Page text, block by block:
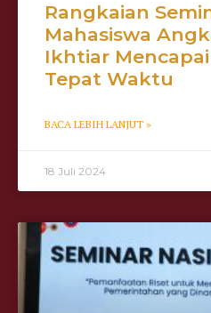
Rangkaian
Mahasiswa
Ikhtiar
Tepat Waktu
BACA LEBIH LANJUT »
18 Juli 2024